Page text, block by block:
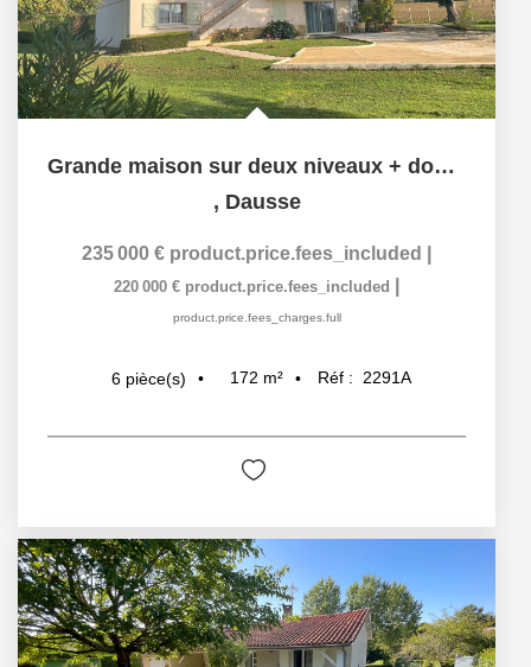
Grande maison sur deux niveaux + double garages
, Dausse
235 000 € product.price.fees_included
220 000 € product.price.fees_included
product.price.fees_charges.full
6 pièce(s) 172 m² Réf : 2291A